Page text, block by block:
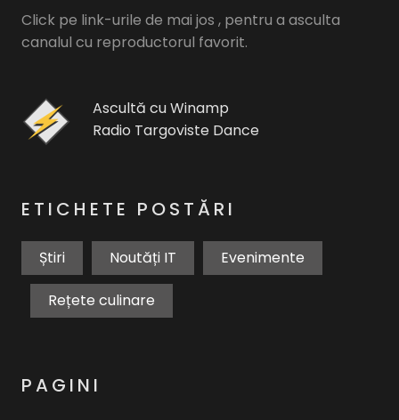
Click pe link-urile de mai jos , pentru a asculta
canalul cu reproductorul favorit.
Ascultă cu Winamp
Radio Targoviste Dance
ETICHETE POSTĂRI
Știri Noutăți IT Evenimente
Rețete culinare
PAGINI